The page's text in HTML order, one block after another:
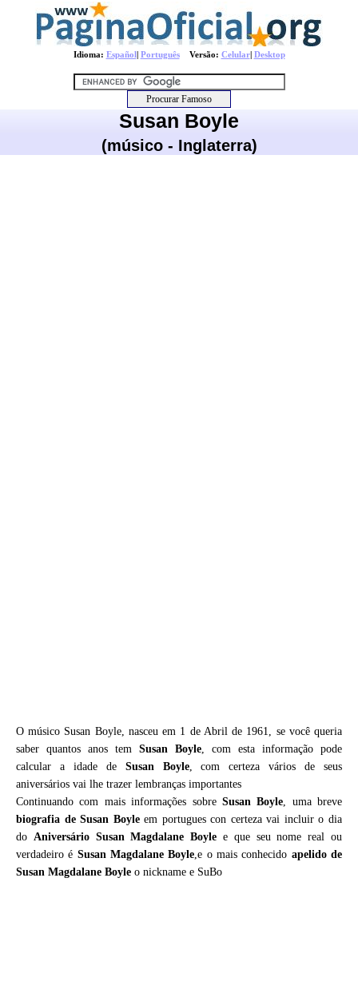
Idioma: Español| PortuguêsVersão: Celular| Desktop
Susan Boyle
(músico - Inglaterra)
O músico Susan Boyle, nasceu em 1 de Abril de 1961, se você queria
saber quantos anos tem Susan Boyle, com esta informação pode
calcular a idade de Susan Boyle, com certeza vários de seus
aniversários vai lhe trazer lembranças importantes
Continuando com mais informações sobre Susan Boyle, uma breve
biografia deSusan Boyleem portugues con certeza vai incluir o dia
do Aniversário Susan Magdalane Boyle e que seu nome real ou
verdadeiro é Susan Magdalane Boyle,e o mais conhecido apelido de
Susan Magdalane Boyle o nickname e SuBo